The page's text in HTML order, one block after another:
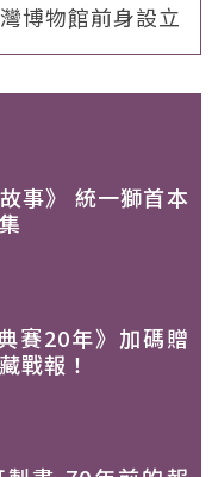
博物館前身設立
事》 統一獅首本
賽20年》加碼贈
戰報！